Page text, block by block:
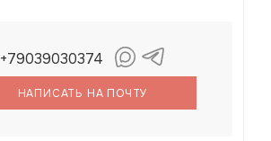
+79039030374
НАПИСАТЬ НА ПОЧТУ